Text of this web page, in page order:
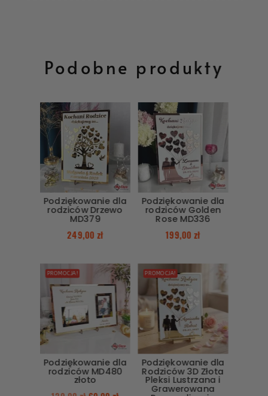
Podobne produkty
Podziękowanie dla
rodziców Drzewo
MD379
249,00 zł
Podziękowanie dla
rodziców Golden
Rose MD336
199,00 zł
PROMOCJA!
Podziękowanie dla
rodziców MD480
złoto
PROMOCJA!
Podziękowanie dla
Rodziców 3D Złota
Pleksi Lustrzana i
Grawerowana